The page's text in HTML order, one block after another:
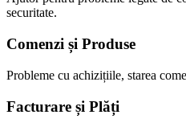
securitate.
Comenzi și Produse
Probleme cu achizițiile, starea
Facturare și Plăți